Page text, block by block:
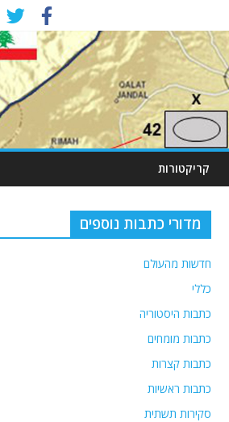
קריקטורות
מדורי כתבות נוספים
חדשות מהעולם
כללי
כתבות היסטוריה
כתבות מומחים
כתבות קצרות
כתבות ראשיות
סקירות תשתית